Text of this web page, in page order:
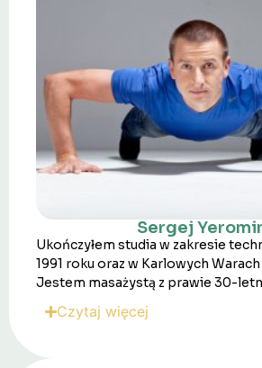
Sergej
Ukończyłem studia w zakresie
1991 roku oraz w Karlowych Warach
Jestem masażystą z prawie 30-
Czytaj więcej